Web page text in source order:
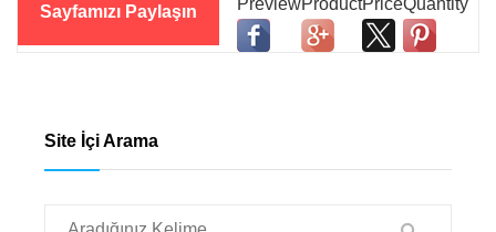
Sayfamızı Paylaşın
Site İçi Arama